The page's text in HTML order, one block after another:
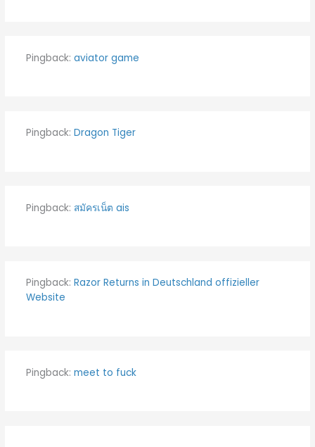
Pingback: aviator game
Pingback: Dragon Tiger
Pingback: สมัครเน็ต ais
Pingback: Razor Returns in Deutschland offizieller
Website
Pingback: meet to fuck